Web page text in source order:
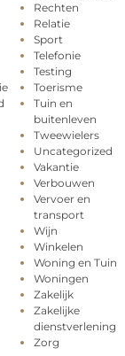
Rechten
Relatie
Sport
Telefonie
Testing
Toerisme
Tuin en
buitenleven
Tweewielers
Uncategorized
Vakantie
Verbouwen
Vervoer en
transport
Wijn
Winkelen
Woning en Tuin
Woningen
Zakelijk
Zakelijke
dienstverlening
Zorg